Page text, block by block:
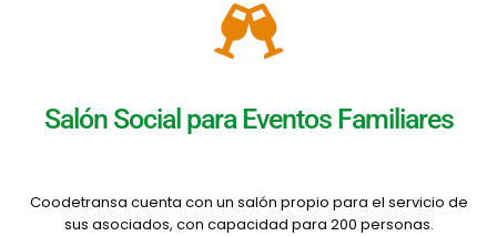
Salón Social para Eventos Familiares
Coodetransa cuenta con un salón propio para el servicio de
sus asociados, con capacidad para 200 personas.